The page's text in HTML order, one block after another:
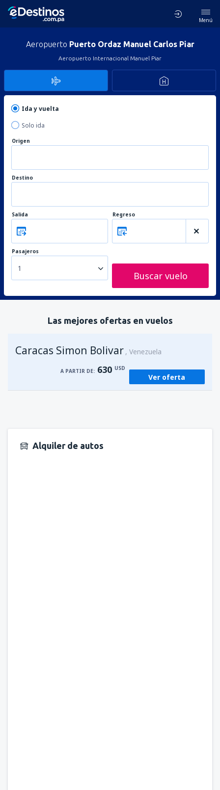
Menú
Aeropuerto Puerto Ordaz Manuel Carlos Piar
Aeropuerto Internacional Manuel Piar
Ida y vuelta
Solo ida
Origen
Destino
Salida Regreso
Pasajeros
1
Buscar vuelo
Las mejores ofertas en vuelos
Caracas Simon Bolivar Venezuela
A PARTIR DE: 630 USD
Ver oferta
Alquiler de autos